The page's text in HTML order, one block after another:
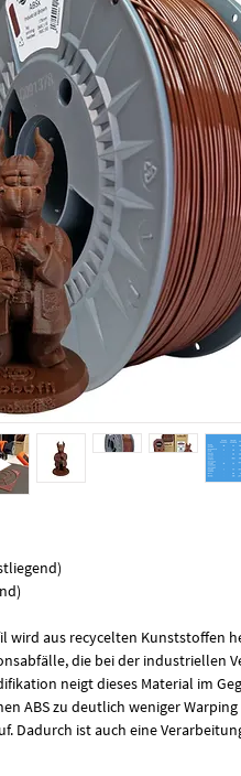
wird aus recycelten Kunststoffen
die bei der industriellen
neigt dieses Material im
ABS zu deutlich weniger
Dadurch ist auch eine